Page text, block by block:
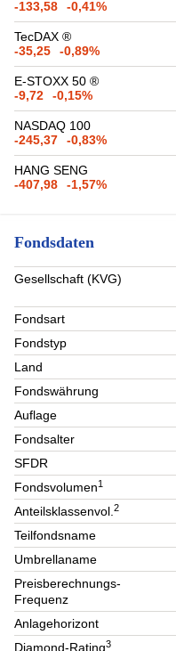
-133,58
-0,41%
TecDAX ®
-35,25
-0,89%
E-STOXX 50 ®
-9,72
-0,15%
NASDAQ 100
-245,37
-0,83%
HANG SENG
-407,98
-1,57%
Fondsdaten
Gesellschaft (KVG)
Fondsart
Fondstyp
Land
Fondswährung
Auflage
Fondsalter
SFDR
Fondsvolumen1
Anteilsklassenvol.2
Teilfondsname
Umbrellaname
Preisberechnungs-
Frequenz
Anlagehorizont
Diamond-Rating3